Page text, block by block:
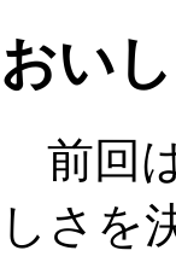
おい
前回
しさを